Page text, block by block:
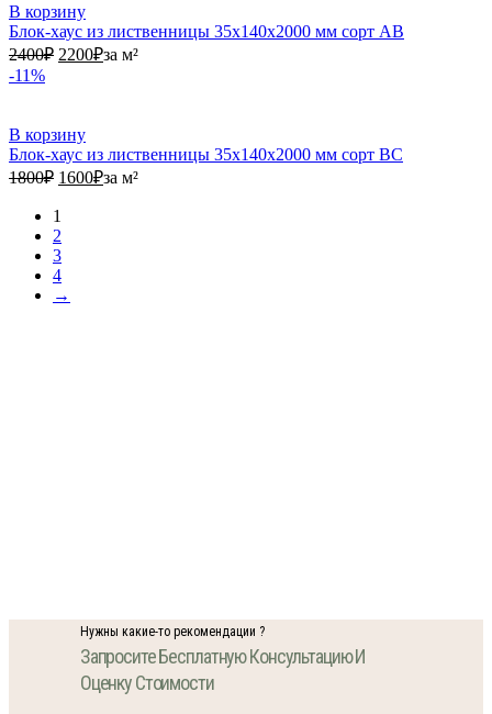
В корзину
Блок-хаус из лиственницы 35х140х2000 мм сорт АВ
2400₽ 2400₽.
2200₽2200₽.
за м²
-11%
В корзину
Блок-хаус из лиственницы 35х140х2000 мм сорт ВС
1800₽ 1800₽.
1600₽1600₽.
за м²
1
2
3
4
→
Нужны какие-то рекомендации ?
Запросите Бесплатную Консультацию И
Оценку Стоимости